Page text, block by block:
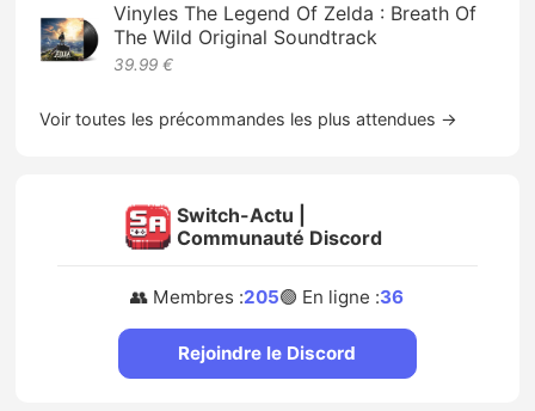
Vinyles The Legend Of Zelda : Breath Of
The Wild Original Soundtrack
39.99 €
Voir toutes les précommandes les plus attendues →
Switch-Actu |
Communauté Discord
👥 Membres :205🟢 En ligne :36
Rejoindre le Discord